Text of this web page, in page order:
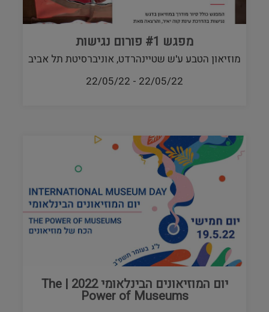
מפגש #1 פורום נגישות
מוזיאון הטבע ע'ש שטיינהרדט, אוניברסיטת תל אביב
22/05/22
-
22/05/22
יום המוזיאונים הבינלאומי 2022 | The
Power of Museums